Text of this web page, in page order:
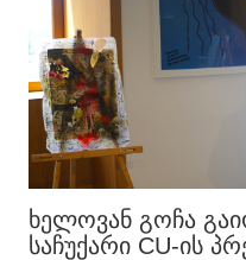
ᲮᲔᲚᲝᲕᲐᲜ ᲒᲝᲩᲐ
ᲡᲐᲩᲣᲥᲐᲠᲘ CU-ᲘᲡ